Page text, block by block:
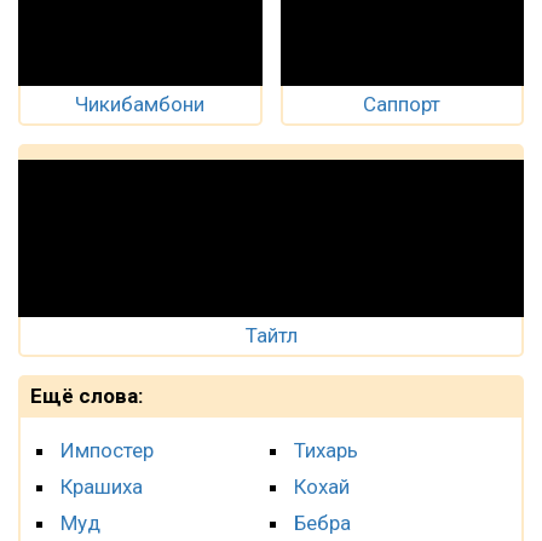
Чикибамбони Саппорт
Тайтл
Ещё слова:
Импостер
Крашиха
Муд
Тихарь
Кохай
Бебра